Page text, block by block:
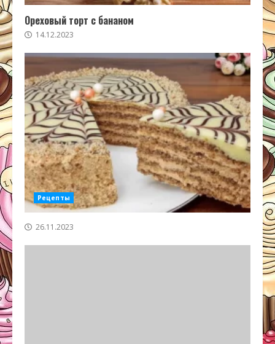
Ореховый торт с бананом
14.12.2023
Рецепты
26.11.2023